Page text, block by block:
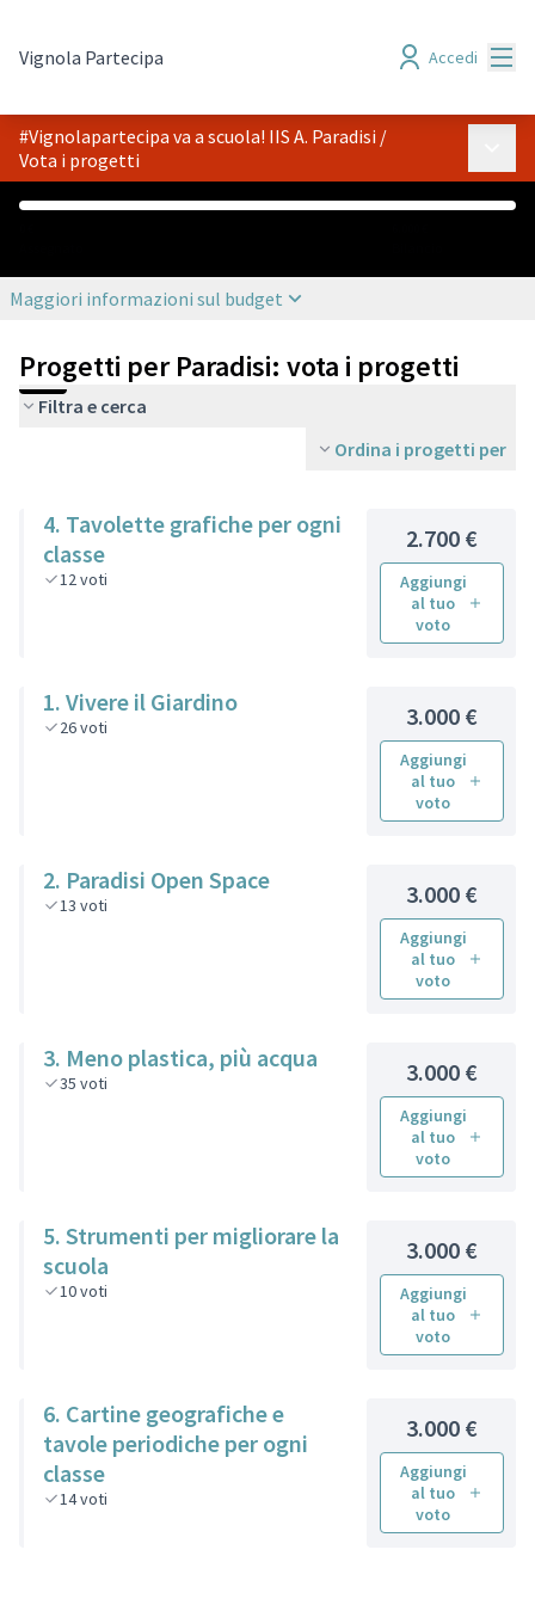
Vignola Partecipa Accedi
#Vignolapartecipa va a scuola! IIS A. Paradisi /
Vota i progetti
Maggiori informazioni sul budget
Progetti per Paradisi: vota i progetti
Filtra e cerca
Ordina i progetti per
4. Tavolette grafiche per ogni
classe
12voti
2.700 €
Aggiungi
al tuo
voto
1. Vivere il Giardino
26voti 3.000 €
Aggiungi
al tuo
voto
2. Paradisi Open Space
13 voti 3.000 €
Aggiungi
al tuo
voto
3. Meno plastica, più acqua
35 voti 3.000 €
Aggiungi
al tuo
voto
5. Strumenti per migliorare la
scuola
10voti
3.000 €
Aggiungi
al tuo
voto
6. Cartine geografiche e
tavole periodiche per ogni
classe
14voti
3.000 €
Aggiungi
al tuo
voto